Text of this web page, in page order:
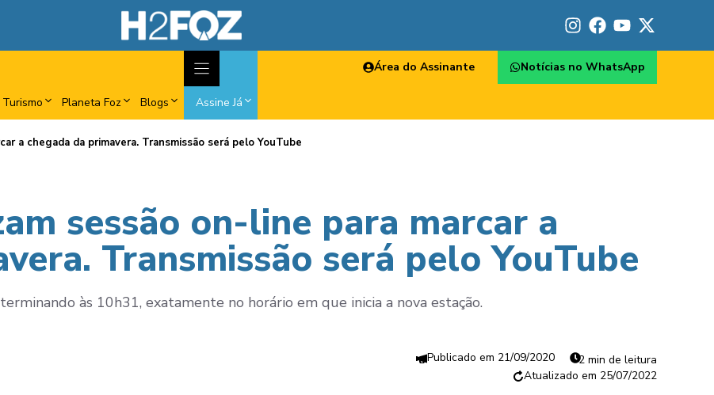
Turismo Planeta Foz Blogs Assine Já
Área do Assinante Notícias no WhatsApp
a chegada da primavera. Transmissão será pelo YouTube
sessão on-line para marcar a
Transmissão será pelo YouTube
às 10h31, exatamente no horário em que inicia a nova estação.
21/09/2020
2 min de leitura
25/07/2022